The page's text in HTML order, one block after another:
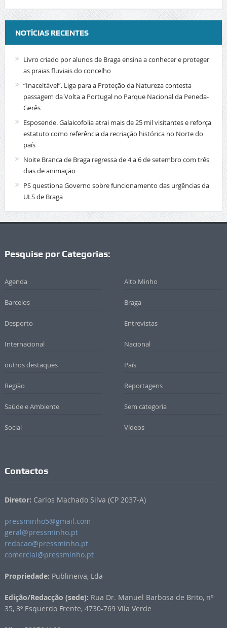
NOTÍCIAS RECENTES
Livro criado por alunos de Braga ensina a conhecer e proteger
as praias fluviais do concelho
“Inaceitável”. Liga para a Proteção da Natureza contesta
passagem da Volta a Portugal no Parque Nacional da Peneda-
Gerês
Esposende. Galaicofolia atrai mais de 25 mil visitantes e reforça
estatuto como referência da recriação histórica no Norte do
país
Noite Branca de Braga regressa de 4 a 6 de setembro com três
dias de animação
PS questiona Governo sobre funcionamento das urgências da
ULS de Braga
Pesquise por Categorias:
Agenda Alto Minho
Barcelos Braga
Desporto Entrevistas
Internacional Nacional
outros destaques País
Região Reportagens
Saúde e Ambiente Sem categoria
Social Vídeos
Contactos
Diretor: Carlos Machado Silva (CP 2037-A)
pressminho5@gmail.com
geral@pressminho.pt
redacao@pressminho.pt
comercial@pressminho.pt
Propriedade: Publineiva, Lda
Edição/Redacção (sede): Rua Dr. Manuel Barbosa de Brito, nº
35, 3º Esquerdo Frente, 4730-769 Vila Verde